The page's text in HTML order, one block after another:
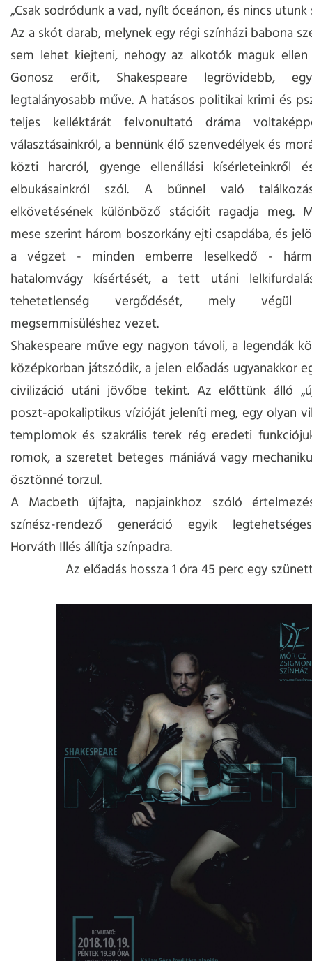
„Csak sodródunk a vad, nyílt óceánon, és nincs utunk
Az a skót darab, melynek egy régi színházi babona
sem lehet kiejteni, nehogy az alkotók maguk
Gonosz erőit, Shakespeare legrövidebb,
legtalányosabb műve. A hatásos politikai krimi és
teljes kelléktárát felvonultató dráma
választásainkról, a bennünk élő szenvedélyek és
közti harcról, gyenge ellenállási kísérleteinkről
elbukásainkról szól. A bűnnel való
elkövetésének különböző stációit ragadja meg.
mese szerint három boszorkány ejti csapdába, és
a végzet - minden emberre leselkedő -
hatalomvágy kísértését, a tett utáni
tehetetlenség vergődését, mely
megsemmisüléshez vezet.
Shakespeare műve egy nagyon távoli, a legendák
középkorban játszódik, a jelen előadás ugyanakkor
civilizáció utáni jövőbe tekint. Az előttünk álló
poszt-apokaliptikus vízióját jeleníti meg, egy olyan
templomok és szakrális terek rég eredeti
romok, a szeretet beteges mániává vagy
ösztönné torzul.
A Macbeth újfajta, napjainkhoz szóló
színész-rendező generáció egyik
Horváth Illés állítja színpadra.
Az előadás hossza 1 óra 45 perc egy